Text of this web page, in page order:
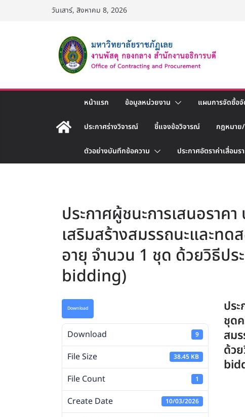
วันเสาร์, สิงหาคม 8, 2026
หน้าแรก ข้อมูลหน่วยงาน แผนการจัดซื้อจั
ประกาศร่างวิจารณ์ ชี้แจงข้อวิจารณ์ กฎหมาย/
ตัวอย่างบันทึกข้อความ ประกาศอัตราค่าเสื่อมร
ประกาศผู้ชนะการเสนอรา
เสริมสร้างสมรรถนะและท
อายุ จำนวน 1 ชุด ด้วยวิธีป
bidding)
Download
Download 9
File Size 38.45 KB
File Count 1
Create Date 10/03/2026
ปร
ชุด
สม
ด้ว